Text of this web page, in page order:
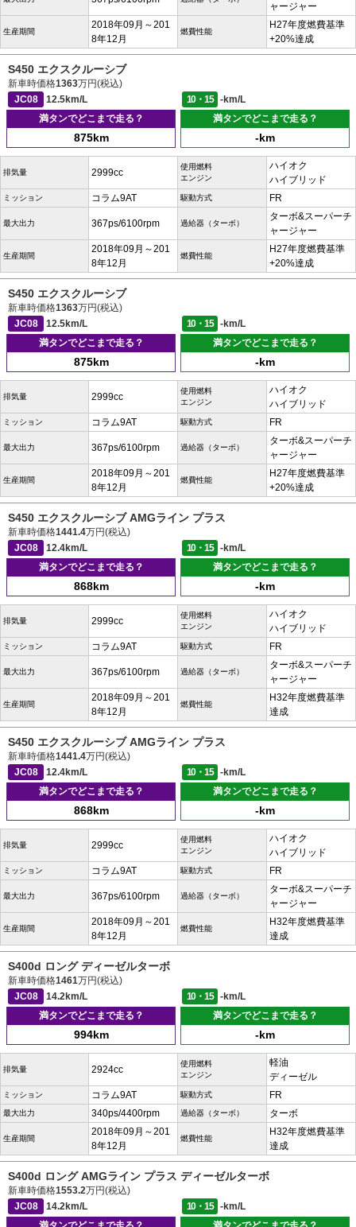
ャージャー
生産期間
2018年09月～201
8年12月
燃費性能
H27年度燃費基準
+20%達成
S450 エクスクルーシブ
新車時価格1363万円(税込)
JC08
12.5km/L 10・15
-km/L
満タンでどこまで走る？
875km
満タンでどこまで走る？
-km
排気量 2999cc
使用燃料
エンジン
ハイオク
ハイブリッド
ミッション コラム9AT 駆動方式 FR
最大出力 367ps/6100rpm 過給器（ターボ）
ターボ&スーパーチ
ャージャー
生産期間
2018年09月～201
8年12月
燃費性能
H27年度燃費基準
+20%達成
S450 エクスクルーシブ
新車時価格1363万円(税込)
JC08
12.5km/L 10・15
-km/L
満タンでどこまで走る？
875km
満タンでどこまで走る？
-km
排気量 2999cc
使用燃料
エンジン
ハイオク
ハイブリッド
ミッション コラム9AT 駆動方式 FR
最大出力 367ps/6100rpm 過給器（ターボ）
ターボ&スーパーチ
ャージャー
生産期間
2018年09月～201
8年12月
燃費性能
H27年度燃費基準
+20%達成
S450 エクスクルーシブ AMGライン プラス
新車時価格1441.4万円(税込)
JC08
12.4km/L 10・15
-km/L
満タンでどこまで走る？
868km
満タンでどこまで走る？
-km
排気量 2999cc
使用燃料
エンジン
ハイオク
ハイブリッド
ミッション コラム9AT 駆動方式 FR
最大出力 367ps/6100rpm 過給器（ターボ）
ターボ&スーパーチ
ャージャー
生産期間
2018年09月～201
8年12月
燃費性能
H32年度燃費基準
達成
S450 エクスクルーシブ AMGライン プラス
新車時価格1441.4万円(税込)
JC08
12.4km/L 10・15
-km/L
満タンでどこまで走る？
868km
満タンでどこまで走る？
-km
排気量 2999cc
使用燃料
エンジン
ハイオク
ハイブリッド
ミッション コラム9AT 駆動方式 FR
最大出力 367ps/6100rpm 過給器（ターボ）
ターボ&スーパーチ
ャージャー
生産期間
2018年09月～201
8年12月
燃費性能
H32年度燃費基準
達成
S400d ロング ディーゼルターボ
新車時価格1461万円(税込)
JC08
14.2km/L 10・15
-km/L
満タンでどこまで走る？
994km
満タンでどこまで走る？
-km
排気量 2924cc
使用燃料
エンジン
軽油
ディーゼル
ミッション コラム9AT 駆動方式 FR
最大出力 340ps/4400rpm 過給器（ターボ） ターボ
生産期間
2018年09月～201
8年12月
燃費性能
H32年度燃費基準
達成
S400d ロング AMGライン プラス ディーゼルターボ
新車時価格1553.2万円(税込)
JC08
14.2km/L 10・15
-km/L